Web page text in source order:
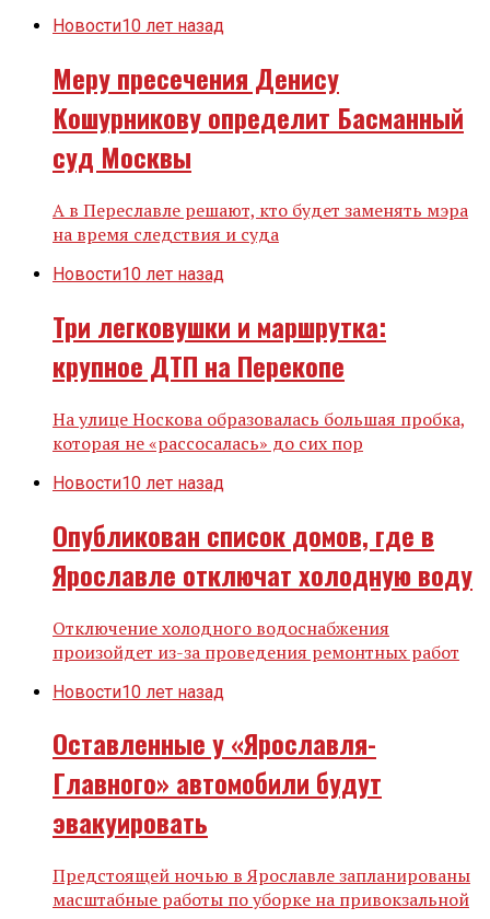
Новости10 лет назад
Меру пресечения Денису
Кошурникову определит Басманный
суд Москвы
А в Переславле решают, кто будет заменять мэра
на время следствия и суда
Новости10 лет назад
Три легковушки и маршрутка:
крупное ДТП на Перекопе
На улице Носкова образовалась большая пробка,
которая не «рассосалась» до сих пор
Новости10 лет назад
Опубликован список домов, где в
Ярославле отключат холодную воду
Отключение холодного водоснабжения
произойдет из-за проведения ремонтных работ
Новости10 лет назад
Оставленные у «Ярославля-
Главного» автомобили будут
эвакуировать
Предстоящей ночью в Ярославле запланированы
масштабные работы по уборке на привокзальной